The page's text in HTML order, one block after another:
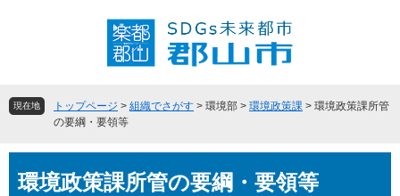
頭
飛現在地 トップページ > 組織でさがす > 環境部 > 環境政策課 > 環境政策課所管
の要綱・要領等
文環境政策課所管の要綱・要領等